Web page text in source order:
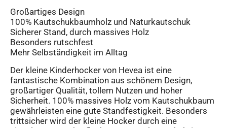
Großartiges Design
100% Kautschukbaumholz und Naturkautschuk
Sicherer Stand, durch massives Holz
Besonders rutschfest
Mehr Selbständigkeit im Alltag
Der kleine Kinderhocker von Hevea ist eine
fantastische Kombination aus schönem Design,
großartiger Qualität, tollem Nutzen und hoher
Sicherheit. 100% massives Holz vom Kautschukbaum
gewährleisten eine gute Standfestigkeit. Besonders
trittsicher wird der kleine Hocker durch eine